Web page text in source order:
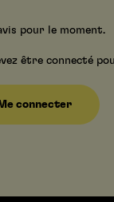
pour le moment.
être connecté
Me connecter